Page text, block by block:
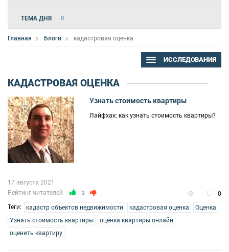
ТЕМА ДНЯ 0
Главная Блоги кадастровая оценка
ИССЛЕДОВАНИЯ
КАДАСТРОВАЯ ОЦЕНКА
Узнать стоимость квартиры
Лайфхак: как узнать стоимость квартиры?
Рейтинг читателей 3 0
17 августа 2021
Теги: кадастр объектов недвижимости кадастровая оценка
Оценка
Узнать стоимость квартиры
оценка квартиры онлайн
оценить квартиру